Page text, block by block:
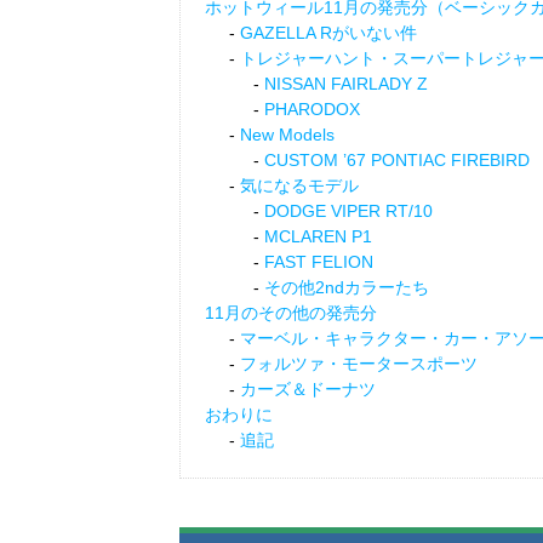
ホットウィール11月の発売分（ベーシック
GAZELLA Rがいない件
トレジャーハント・スーパートレジャ
NISSAN FAIRLADY Z
PHARODOX
New Models
CUSTOM ’67 PONTIAC FIREBIRD
気になるモデル
DODGE VIPER RT/10
MCLAREN P1
FAST FELION
その他2ndカラーたち
11月のその他の発売分
マーベル・キャラクター・カー・アソ
フォルツァ・モータースポーツ
カーズ＆ドーナツ
おわりに
追記